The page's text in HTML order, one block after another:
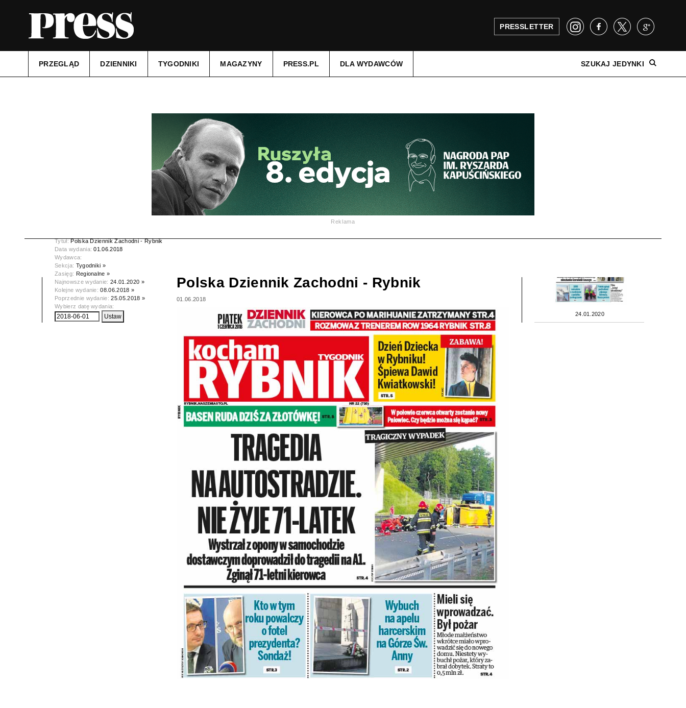
PRESSLETTER
PRZEGLĄD DZIENNIKI TYGODNIKI MAGAZYNY PRESS.PL DLA WYDAWCÓW SZUKAJ JEDYNKI
Reklama
Tytuł:Polska Dziennik Zachodni - Rybnik
Data wydania:01.06.2018
Wydawca:
Sekcja: Tygodniki »
Zasięg: Regionalne »
Najnowsze wydanie:24.01.2020 »
Kolejne wydanie:08.06.2018 »
Poprzednie wydanie:25.05.2018 »
Wybierz datę wydania:
Polska Dziennik Zachodni - Rybnik
01.06.2018
24.01.2020